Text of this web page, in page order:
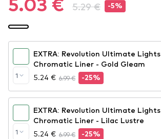
5.03 € 5.29 € -5%
1
EXTRA: Revolution Ultimate Lights
Chromatic Liner - Gold Gleam
5.24 € 6.99 € -25%
1
EXTRA: Revolution Ultimate Lights
Chromatic Liner - Lilac Lustre
5.24 € 6.99 € -25%